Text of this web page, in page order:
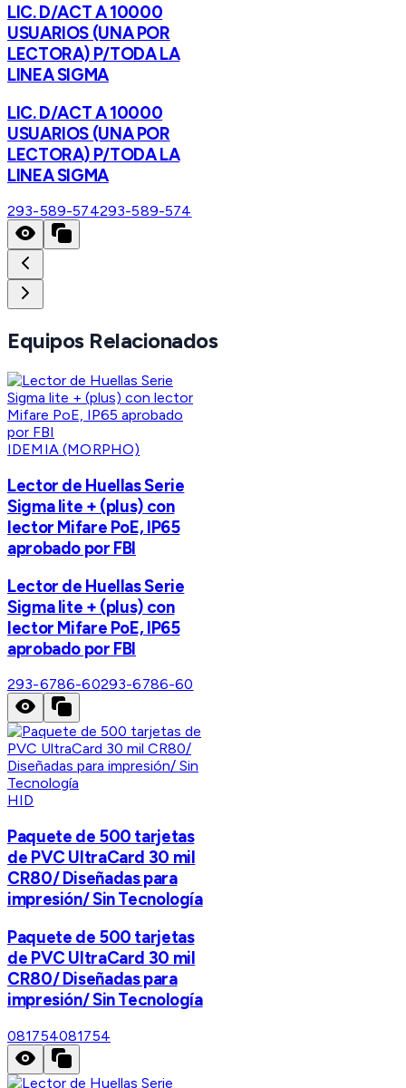
LIC. D/ACT A 10000
USUARIOS (UNA POR
LECTORA) P/TODA LA
LINEA SIGMA
LIC. D/ACT A 10000
USUARIOS (UNA POR
LECTORA) P/TODA LA
LINEA SIGMA
293-589-574293-589-574
Equipos Relacionados
IDEMIA (MORPHO)
Lector de Huellas Serie
Sigma lite + (plus) con
lector Mifare PoE, IP65
aprobado por FBI
Lector de Huellas Serie
Sigma lite + (plus) con
lector Mifare PoE, IP65
aprobado por FBI
293-6786-60293-6786-60
HID
Paquete de 500 tarjetas
de PVC UltraCard 30 mil
CR80/ Diseñadas para
impresión/ Sin Tecnología
Paquete de 500 tarjetas
de PVC UltraCard 30 mil
CR80/ Diseñadas para
impresión/ Sin Tecnología
081754081754